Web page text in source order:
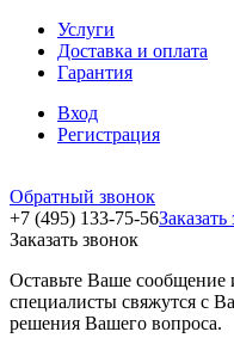
Услуги
Доставка и оплата
Гарантия
Вход
Регистрация
Обратный звонок
+7 (495) 133-75-56
Заказать звонок
Оставьте Ваше
специалисты свяжутся с
решения Вашего вопроса.